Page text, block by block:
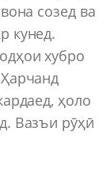
созед ва
кунед.
хубро
ҳоло
Вазъи рӯҳӣ